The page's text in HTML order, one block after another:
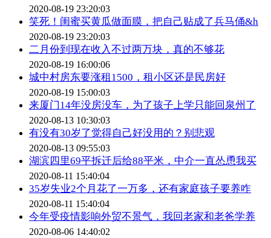
2020-08-19 23:20:03
笑死！闺蜜买黄瓜做面膜，把自己贴成了兵马俑&h
2020-08-19 23:20:03
二月份到现在收入不过两万块，真的不够花
2020-08-19 16:00:06
城中村房东要涨租1500，租小区还是民房好
2020-08-19 15:00:03
来厦门14年没房没车，为了孩子上学只能回泉州了
2020-08-13 10:30:03
有没有30岁了觉得自己好没用的？别悲观
2020-08-13 09:55:03
湖滨四里69平拆迁后给88平米，中介一直怂恿我买
2020-08-11 15:40:04
35岁失业2个月花了一万多，还有家庭孩子要养咋
2020-08-11 15:40:04
今年受疫情影响外贸不景气，我回老家和老爸学养
2020-08-06 14:40:02